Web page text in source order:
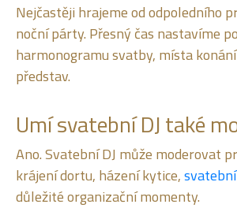
Nejčastěji hrajeme od odpoledního
noční párty. Přesný čas nastavíme
harmonogramu svatby, místa
představ.
Umí svatební DJ také
Ano. Svatební DJ může moderovat
krájení dortu, házení kytice,
důležité organizační momenty.